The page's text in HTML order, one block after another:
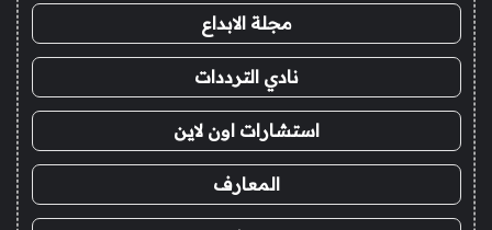
مجلة الابداع
نادي الترددات
استشارات اون لاين
المعارف